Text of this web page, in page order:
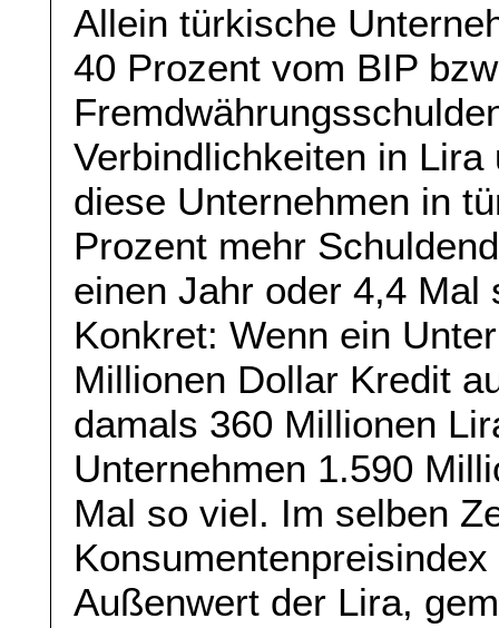
Allein türkische
40 Prozent vom BIP
Verbindlichkeiten in
diese Unternehmen in
Prozent mehr
einen Jahr oder 4,4
Konkret: Wenn ein
Millionen Dollar Kredit
damals 360 Millionen
Unternehmen 1.590
Mal so viel. Im selben
Außenwert der Lira,